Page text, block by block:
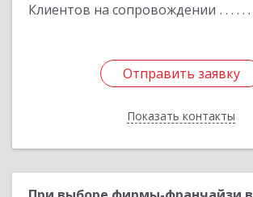
Клиентов на сопровождении
Отправить заявку
Показать контакты
Отправить заявку
Назад